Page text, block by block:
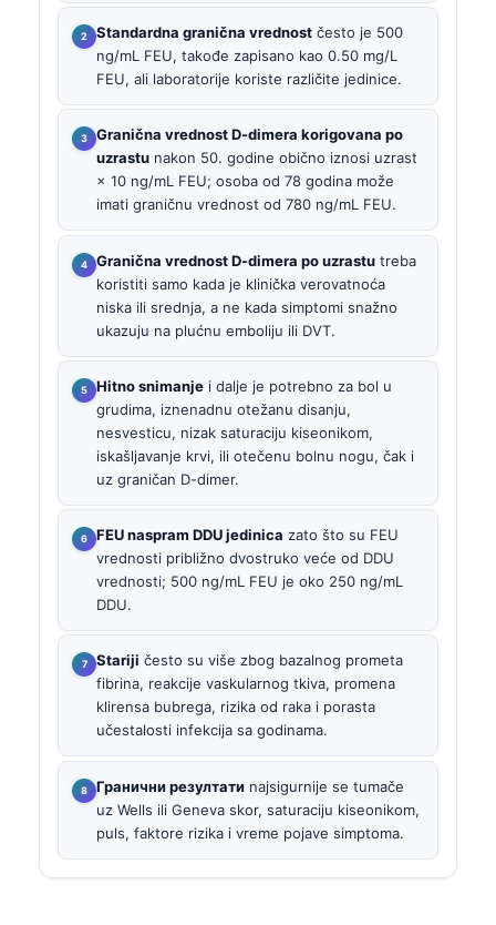
Standardna granična vrednost često je 500
ng/mL FEU, takođe zapisano kao 0.50 mg/L
FEU, ali laboratorije koriste različite jedinice.
Granična vrednost D-dimera korigovana po
uzrastu nakon 50. godine obično iznosi uzrast
× 10 ng/mL FEU; osoba od 78 godina može
imati graničnu vrednost od 780 ng/mL FEU.
Granična vrednost D-dimera po uzrastu treba
koristiti samo kada je klinička verovatnoća
niska ili srednja, a ne kada simptomi snažno
ukazuju na plućnu emboliju ili DVT.
Hitno snimanje i dalje je potrebno za bol u
grudima, iznenadnu otežanu disanju,
nesvesticu, nizak saturaciju kiseonikom,
iskašljavanje krvi, ili otečenu bolnu nogu, čak i
uz graničan D-dimer.
FEU naspram DDU jedinica zato što su FEU
vrednosti približno dvostruko veće od DDU
vrednosti; 500 ng/mL FEU je oko 250 ng/mL
DDU.
Stariji često su više zbog bazalnog prometa
fibrina, reakcije vaskularnog tkiva, promena
klirensa bubrega, rizika od raka i porasta
učestalosti infekcija sa godinama.
Гранични резултати najsigurnije se tumače
uz Wells ili Geneva skor, saturaciju kiseonikom,
puls, faktore rizika i vreme pojave simptoma.